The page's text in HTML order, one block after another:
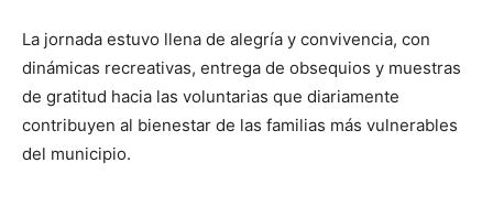
La jornada estuvo llena de alegría y convivencia, con
dinámicas recreativas, entrega de obsequios y muestras
de gratitud hacia las voluntarias que diariamente
contribuyen al bienestar de las familias más vulnerables
del municipio.